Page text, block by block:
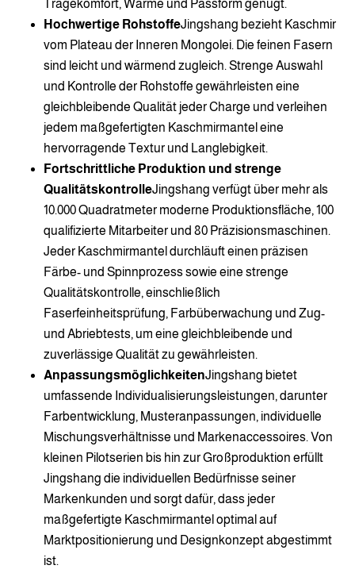
Tragekomfort, Wärme und Passform genügt.
Hochwertige RohstoffeJingshang bezieht Kaschmir
vom Plateau der Inneren Mongolei. Die feinen Fasern
sind leicht und wärmend zugleich. Strenge Auswahl
und Kontrolle der Rohstoffe gewährleisten eine
gleichbleibende Qualität jeder Charge und verleihen
jedem maßgefertigten Kaschmirmantel eine
hervorragende Textur und Langlebigkeit.
Fortschrittliche Produktion und strenge
QualitätskontrolleJingshang verfügt über mehr als
10.000 Quadratmeter moderne Produktionsfläche, 100
qualifizierte Mitarbeiter und 80 Präzisionsmaschinen.
Jeder Kaschmirmantel durchläuft einen präzisen
Färbe- und Spinnprozess sowie eine strenge
Qualitätskontrolle, einschließlich
Faserfeinheitsprüfung, Farbüberwachung und Zug-
und Abriebtests, um eine gleichbleibende und
zuverlässige Qualität zu gewährleisten.
AnpassungsmöglichkeitenJingshang bietet
umfassende Individualisierungsleistungen, darunter
Farbentwicklung, Musteranpassungen, individuelle
Mischungsverhältnisse und Markenaccessoires. Von
kleinen Pilotserien bis hin zur Großproduktion erfüllt
Jingshang die individuellen Bedürfnisse seiner
Markenkunden und sorgt dafür, dass jeder
maßgefertigte Kaschmirmantel optimal auf
Marktpositionierung und Designkonzept abgestimmt
ist.